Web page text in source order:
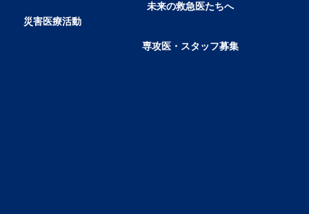
災害医療活動
未来の救急医たちへ
専攻医・スタッフ募集